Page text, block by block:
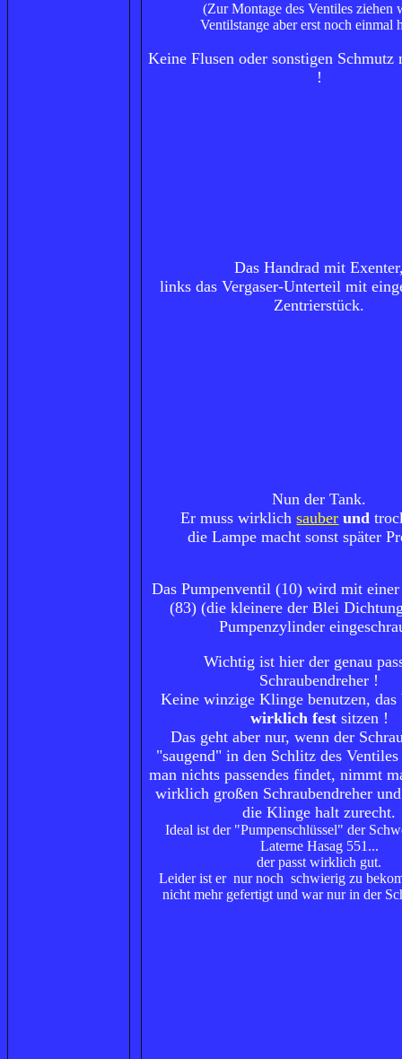
(Zur Montage des Ventiles ziehen
Ventilstange aber erst noch einmal
Keine Flusen oder sonstigen Schmutz
!
DasHandradmit
links das Vergaser-Unterteil mit
Zentrierstück.
Nun der Tank.
Er muss wirklichsauber und
die Lampe macht sonst später
Das Pumpenventil (10) wird mit
(83) (die kleinere der Blei
Pumpenzylinder
Wichtig ist hier der genau
Schraubendreher !
Keine winzige Klinge benutzen, das
wirklich fest sitzen !
Das geht aber nur, wenn der
"saugend" in den Schlitz des
man nichts passendes findet, nimmt
wirklich großen Schraubendreher
die Klinge halt zurecht.
Ideal ist der "Pumpenschlüssel" der
Laterne Hasag 551...
der passt wirklich gut.
Leider ist er nur noch schwierig zu
nicht mehr gefertigt und war nur in der